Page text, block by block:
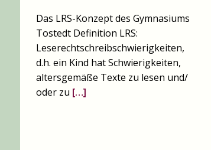
Das LRS-Konzept des Gymnasiums
Tostedt Definition LRS:
Leserechtschreibschwierigkeiten,
d.h. ein Kind hat Schwierigkei­ten,
altersgemäße Texte zu lesen und/
oder zu […]